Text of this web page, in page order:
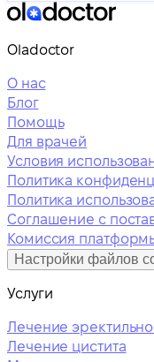
Oladoctor
О нас
Блог
Помощь
Для врачей
Условия
Политика
Политика
Соглашение с
Комиссия
Настройки файлов
Услуги
Лечение
Лечение цистита